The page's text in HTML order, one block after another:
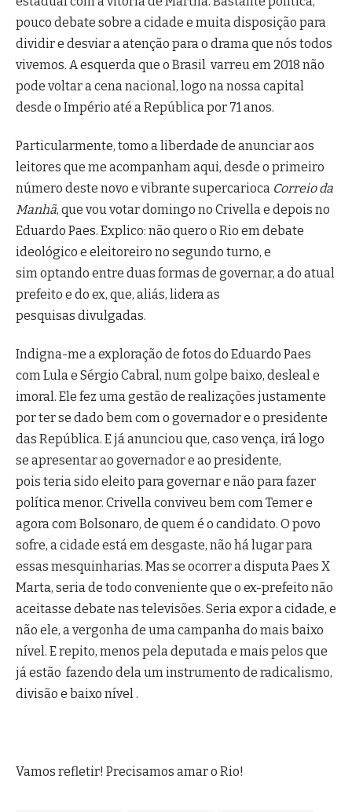
pouco debate sobre a cidade e muita disposição para
dividir e desviar a atenção para o drama que nós todos
vivemos. A esquerda que o Brasil varreu em 2018 não
pode voltar a cena nacional, logo na nossa capital
desde o Império até a República por 71 anos.
Particularmente, tomo a liberdade de anunciar aos
leitores que me acompanham aqui, desde o primeiro
número deste novo e vibrante supercarioca Correio da
Manhã, que vou votar domingo no Crivella e depois no
Eduardo Paes. Explico: não quero o Rio em debate
ideológico e eleitoreiro no segundo turno, e
sim optando entre duas formas de governar, a do atual
prefeito e do ex, que, aliás, lidera as
pesquisas divulgadas.
Indigna-me a exploração de fotos do Eduardo Paes
com Lula e Sérgio Cabral, num golpe baixo, desleal e
imoral. Ele fez uma gestão de realizações justamente
por ter se dado bem com o governador e o presidente
das República. E já anunciou que, caso vença, irá logo
se apresentar ao governador e ao presidente,
pois teria sido eleito para governar e não para fazer
política menor. Crivella conviveu bem com Temer e
agora com Bolsonaro, de quem é o candidato. O povo
sofre, a cidade está em desgaste, não há lugar para
essas mesquinharias. Mas se ocorrer a disputa Paes X
Marta, seria de todo conveniente que o ex-prefeito não
aceitasse debate nas televisões. Seria expor a cidade, e
não ele, a vergonha de uma campanha do mais baixo
nível. E repito, menos pela deputada e mais pelos que
já estão fazendo dela um instrumento de radicalismo,
divisão e baixo nível .
Vamos refletir! Precisamos amar o Rio!